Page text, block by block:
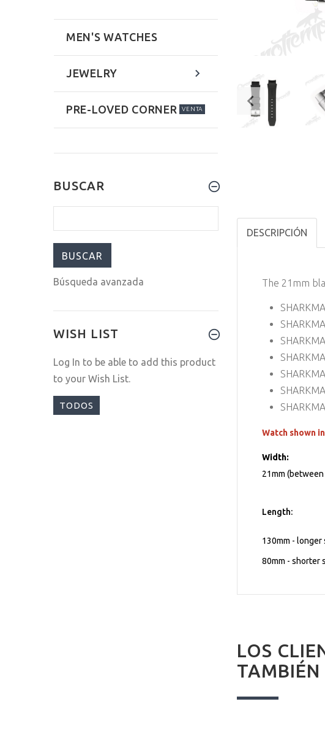
DESCRIPCIÓN
The 21mm
Watch shown
Width:
21mm
Length:
130mm - longer
80mm - shorter
LOS
MEN'S WATCHES
JEWELRY
PRE-LOVED CORNER VENTA
BUSCAR
Búsqueda avanzada
WISH LIST
Log In to be able to add this product
to your Wish List.
TODOS